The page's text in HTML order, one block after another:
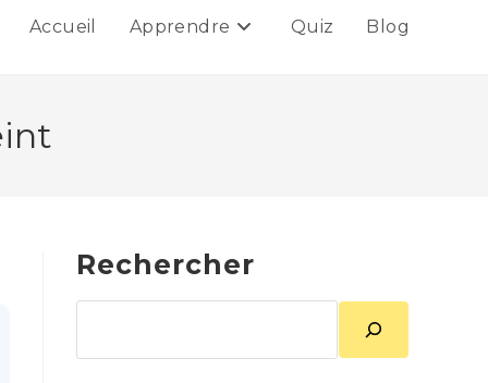
Accueil Apprendre Quiz Blog
Rechercher